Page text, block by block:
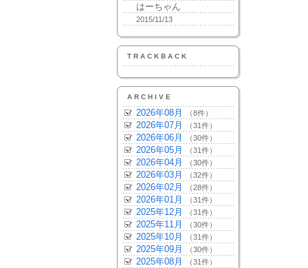
はーちゃん
2015/11/13
TRACKBACK
ARCHIVE
2026年08月 （8件）
2026年07月 （31件）
2026年06月 （30件）
2026年05月 （31件）
2026年04月 （30件）
2026年03月 （32件）
2026年02月 （28件）
2026年01月 （31件）
2025年12月 （31件）
2025年11月 （30件）
2025年10月 （31件）
2025年09月 （30件）
2025年08月 （31件）